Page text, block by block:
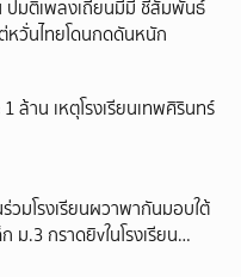
ปมติเพลงเถียนมี่มี่ ชี้สัมพันธ์
หวั่นไทยโดนกดดันหนัก
1 ล้าน เหตุโรงเรียนเทพศิรินทร์
วมโรงเรียนผวาพากันมอบใต้
ม.3 กราดยิvในโรงเรียน
ไม่เลือกหน้า เสียงปืนดังสนั่น